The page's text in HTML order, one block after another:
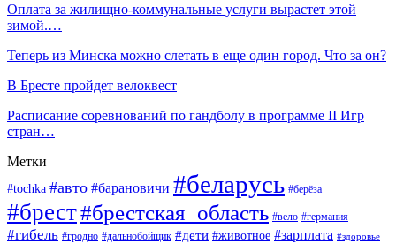
Оплата за жилищно-коммунальные услуги вырастет этой
зимой.…
Теперь из Минска можно слетать в еще один город. Что за он?
В Бресте пройдет велоквест
Расписание соревнований по гандболу в программе II Игр
стран…
Метки
#tochka #авто #барановичи #беларусь #берёза
#брест#брестская_область #вело #германия
#гибель #гродно #дальнобойщик #дети #животное #зарплата #здоровье